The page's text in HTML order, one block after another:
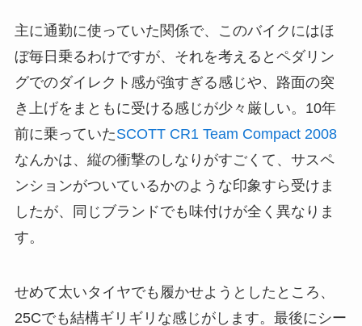
主に通勤に使っていた関係で、このバイクにはほ
ぼ毎日乗るわけですが、それを考えるとペダリン
グでのダイレクト感が強すぎる感じや、路面の突
き上げをまともに受ける感じが少々厳しい。10年
前に乗っていたSCOTT CR1 Team Compact 2008
なんかは、縦の衝撃のしなりがすごくて、サスペ
ンションがついているかのような印象すら受けま
したが、同じブランドでも味付けが全く異なりま
す。
せめて太いタイヤでも履かせようとしたところ、
25Cでも結構ギリギリな感じがします。最後にシー